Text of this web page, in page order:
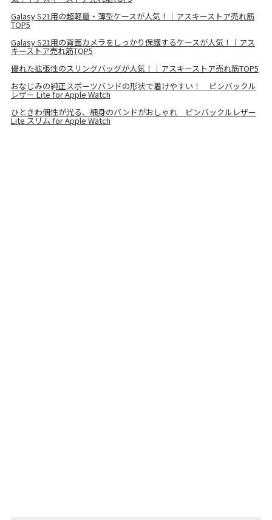
Galasy S21用の超軽量・薄型ケースが人気！｜アスキーストア売れ筋
TOP5
Galasy S21用の背面カメラをしっかり保護するケースが人気！｜アス
キーストア売れ筋TOP5
優れた拡張性のスリングバッグが人気！｜アスキーストア売れ筋TOP5
おなじみの純正スポーツバンドの形状で着けやすい！ ピンバックル
レザー Lite for Apple Watch
ひときわ個性が光る、細身のバンドがおしゃれ ピンバックルレザー
Lite スリム for Apple Watch